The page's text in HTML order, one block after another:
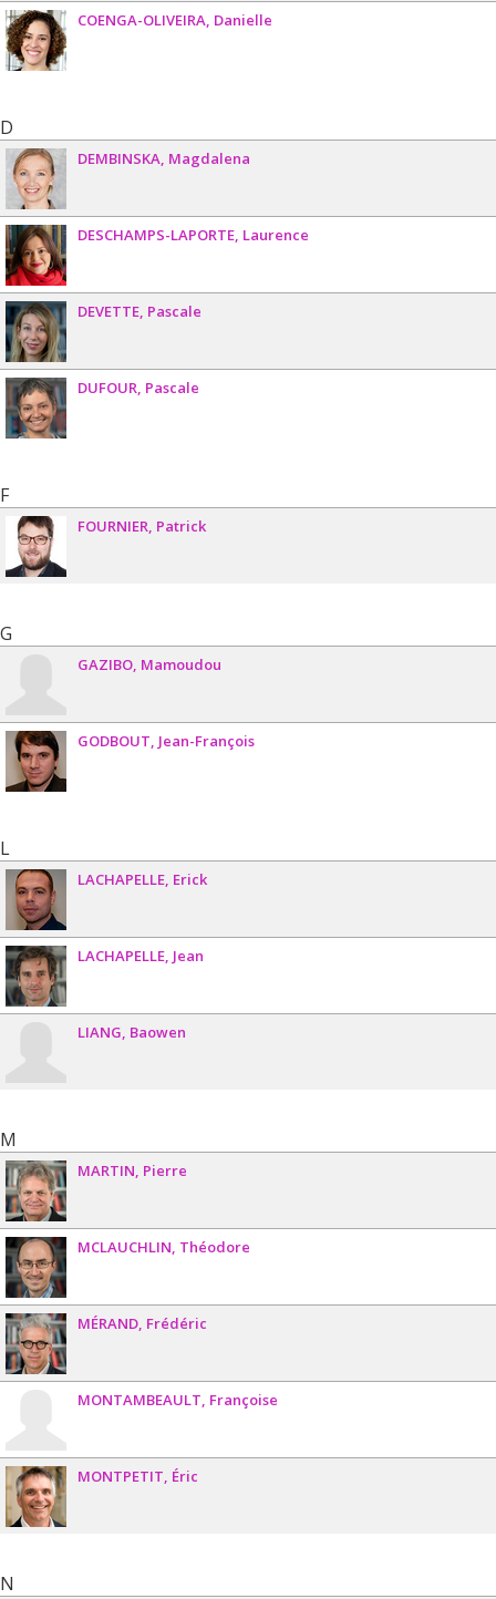
COENGA-OLIVEIRA Danielle
D
DEMBINSKA Magdalena
DESCHAMPS-LAPORTE Laurence
DEVETTE Pascale
DUFOUR Pascale
F
FOURNIER Patrick
G
GAZIBO Mamoudou
GODBOUT Jean-François
L
LACHAPELLE Erick
LACHAPELLE Jean
LIANG Baowen
M
MARTIN Pierre
MCLAUCHLIN Théodore
MÉRAND Frédéric
MONTAMBEAULT Françoise
MONTPETIT Éric
N